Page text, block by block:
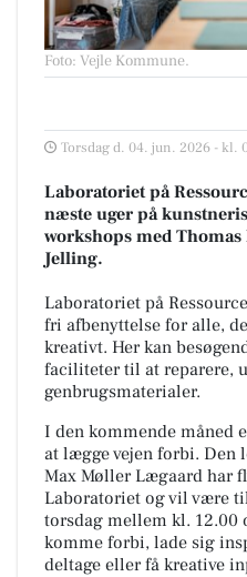
Foto: Vejle Kommune.
Torsdag d. 04. jun. 2026 - kl.
Laboratoriet på
næste uger på
workshops med
Jelling.
Laboratoriet på
fri afbenyttelse for alle,
kreativt. Her kan
faciliteter til at reparere,
genbrugsmaterialer.
I den kommende måned
at lægge vejen forbi. Den
Max Møller Lægaard har
Laboratoriet og vil være
torsdag mellem kl. 12.00
komme forbi, lade sig
deltage eller få kreative